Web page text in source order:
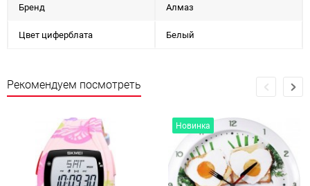
Бренд Алмаз
Цвет циферблата Белый
Рекомендуем посмотреть
Новинка